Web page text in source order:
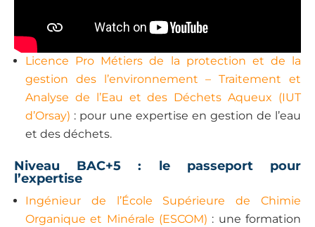
Licence Pro Métiers de la protection et de la
gestion des l’environnement – Traitement et
Analyse de l’Eau et des Déchets Aqueux (IUT
d’Orsay) : pour une expertise en gestion de l’eau
et des déchets.
Niveau BAC+5 : le passeport pour
l’expertise
Ingénieur de l’École Supérieure de Chimie
Organique et Minérale (ESCOM) : une formation